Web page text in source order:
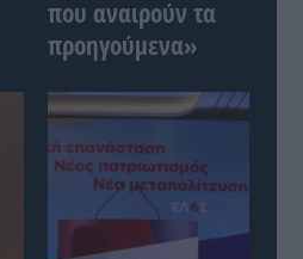
που αναιρούν τα
προηγούμενα»